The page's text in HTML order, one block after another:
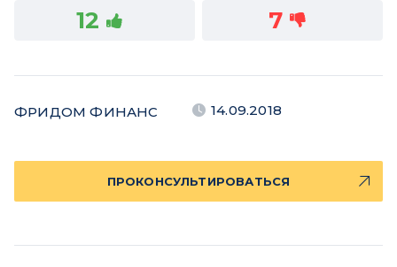
12 7
ФРИДОМ ФИНАНС 14.09.2018
ПРОКОНСУЛЬТИРОВАТЬСЯ